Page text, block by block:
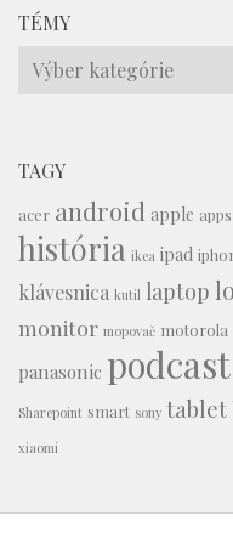
TÉMY
Témy
TAGY
acer android apple apps
história ikea ipad
klávesnica kutil laptop
monitor mopovač motorola
panasonic podcast
Sharepoint smart sony tablet
xiaomi